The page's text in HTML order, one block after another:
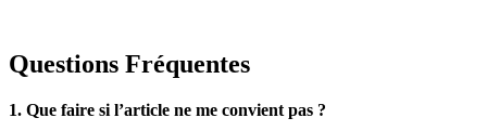
Questions Fréquentes
1. Que faire si l’article ne me convient pas ?